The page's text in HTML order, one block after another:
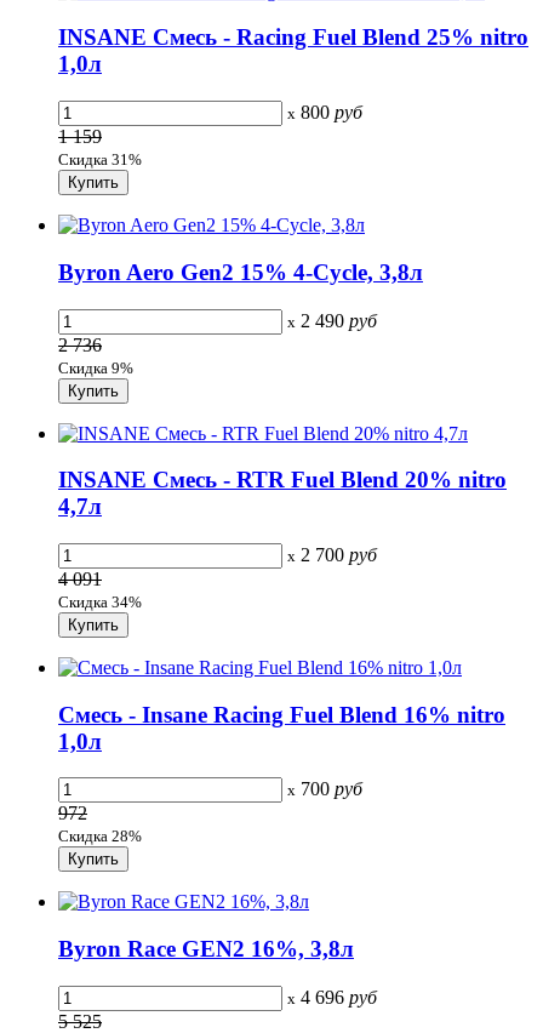
INSANE Смесь - Racing Fuel Blend 25% nitro
1,0л
x 800 руб
1 159
Скидка 31%
Byron Aero Gen2 15% 4-Сycle, 3,8л
x 2 490 руб
2 736
Скидка 9%
INSANE Смесь - RTR Fuel Blend 20% nitro
4,7л
x 2 700 руб
4 091
Скидка 34%
Смесь - Insane Racing Fuel Blend 16% nitro
1,0л
x 700 руб
972
Скидка 28%
Byron Race GEN2 16%, 3,8л
x 4 696 руб
5 525